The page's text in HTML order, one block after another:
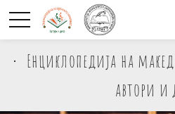
Енциклопедија на
автори и